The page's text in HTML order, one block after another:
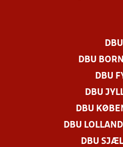
DBU
DBU
DBU
DBU
DBU
DBU
DBU